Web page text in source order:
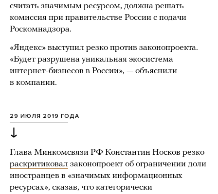
считать значимым ресурсом, должна решать
комиссия при правительстве России с подачи
Роскомнадзора.
«Яндекс» выступил резко против законопроекта.
«Будет разрушена уникальная экосистема
интернет-бизнесов в России», — объяснили
в компании.
29 ИЮЛЯ 2019 ГОДА
↓
Глава Минкомсвязи РФ Константин Носков резко
раскритиковал законопроект об ограничении доли
иностранцев в «значимых информационных
ресурсах», сказав, что категорически